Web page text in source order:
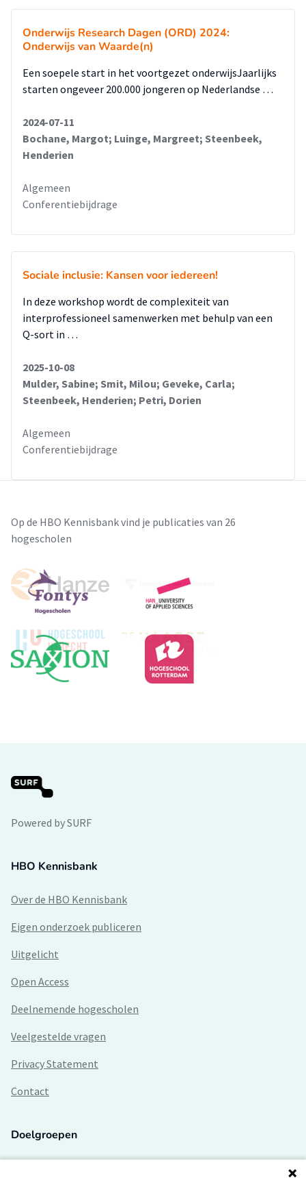
Onderwijs Research Dagen (ORD) 2024:
Onderwijs van Waarde(n)
Een soepele start in het voortgezet onderwijsJaarlijks
starten ongeveer 200.000 jongeren op Nederlandse …
2024-07-11
Bochane, Margot; Luinge, Margreet; Steenbeek,
Henderien
Algemeen
Conferentiebijdrage
Sociale inclusie: Kansen voor iedereen!
In deze workshop wordt de complexiteit van
interprofessioneel samenwerken met behulp van een
Q-sort in …
2025-10-08
Mulder, Sabine; Smit, Milou; Geveke, Carla;
Steenbeek, Henderien; Petri, Dorien
Algemeen
Conferentiebijdrage
Op de HBO Kennisbank vind je publicaties van 26
hogescholen
Powered by SURF
HBO Kennisbank
Over de HBO Kennisbank
Eigen onderzoek publiceren
Uitgelicht
Open Access
Deelnemende hogescholen
Veelgestelde vragen
Privacy Statement
Contact
Doelgroepen